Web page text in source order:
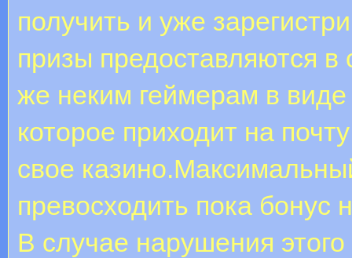
получить и уже
призы предоставляются
же неким геймерам в
которое приходит на
свое
превосходить пока бонус
В случае нарушения